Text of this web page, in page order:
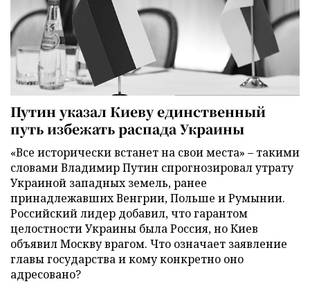
Путин указал Киеву единственный
путь избежать распада Украины
«Все исторически встанет на свои места» – такими
словами Владимир Путин спрогнозировал утрату
Украиной западных земель, ранее
принадлежавших Венгрии, Польше и Румынии.
Российский лидер добавил, что гарантом
целостности Украины была Россия, но Киев
объявил Москву врагом. Что означает заявление
главы государства и кому конкретно оно
адресовано?